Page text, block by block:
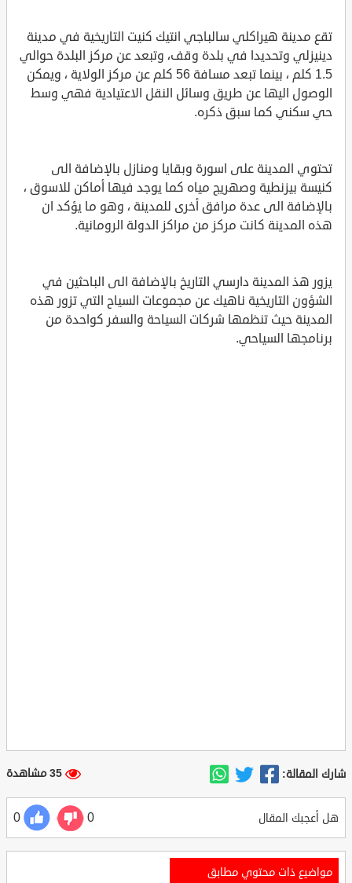
تقع مدينة هيراكلي سالباجي انتيك كنيت التاريخية في مدينة
دينيزلي وتحديدا في بلدة وقف، وتبعد عن مركز البلدة حوالي
1.5 كلم ، بينما تبعد مسافة 56 كلم عن مركز الولاية ، ويمكن
الوصول اليها عن طريق وسائل النقل الاعتيادية فهي وسط
حي سكني كما سبق ذكره.
تحتوي المدينة على اسورة وبقايا ومنازل بالإضافة الى
كنيسة بيزنطية وصهريج مياه كما يوجد فيها أماكن للاسوق ،
بالإضافة الى عدة مرافق أخرى للمدينة ، وهو ما يؤكد ان
هذه المدينة كانت مركز من مراكز الدولة الرومانية.
يزور هذ المدينة دارسي التاريخ بالإضافة الى الباحثين في
الشؤون التاريخية ناهيك عن مجموعات السياح التي تزور هذه
المدينة حيث تنظمها شركات السياحة والسفر كواحدة من
برنامجها السياحي.
شارك المقالة: 35 مشاهدة
هل أعجبك المقال 0
0
مواضيع ذات محتوي مطابق